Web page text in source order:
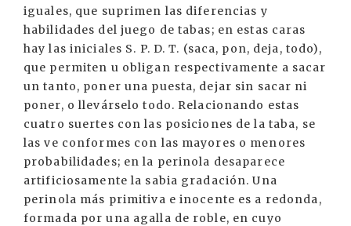
iguales, que suprimen las diferencias y
habilidades del juego de tabas; en estas caras
hay las iniciales S. P. D. T. (saca, pon, deja, todo),
que permiten u obligan respectivamente a sacar
un tanto, poner una puesta, dejar sin sacar ni
poner, o llevárselo todo. Relacionando estas
cuatro suertes con las posiciones de la taba, se
las ve conformes con las mayores o menores
probabilidades; en la perinola desaparece
artificiosamente la sabia gradación. Una
perinola más primitiva e inocente es a redonda,
formada por una agalla de roble, en cuyo